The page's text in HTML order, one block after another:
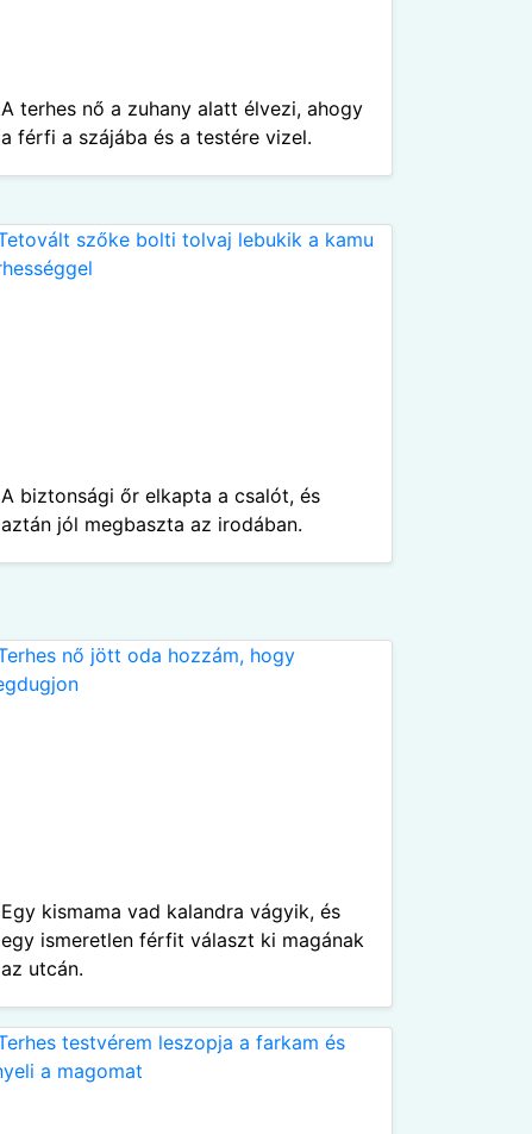
A terhes nő a zuhany alatt élvezi, ahogy
a férfi a szájába és a testére vizel.
A biztonsági őr elkapta a csalót, és
aztán jól megbaszta az irodában.
Egy kismama vad kalandra vágyik, és
egy ismeretlen férfit választ ki magának
az utcán.